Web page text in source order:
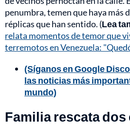
penumbra, temen que haya más
réplicas que han sentido. (Lea
relata momentos de temor que
terremotos en Venezuela:
(Síganos en Google
las noticias más
mundo)
Familia rescata